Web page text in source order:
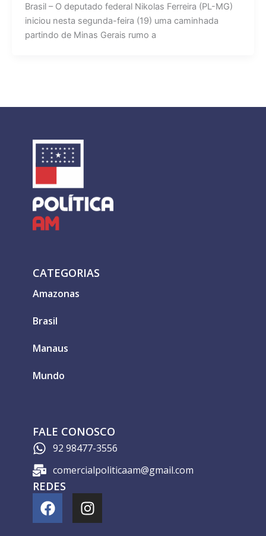
Brasil – O deputado federal Nikolas Ferreira (PL-MG)
iniciou nesta segunda-feira (19) uma caminhada
partindo de Minas Gerais rumo a
CATEGORIAS
Amazonas
Brasil
Manaus
Mundo
FALE CONOSCO
92 98477-3556
comercialpoliticaam@gmail.com
REDES
F
a
I
n